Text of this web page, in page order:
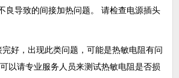
良导致的间接加热问题。 请检查电源插头
好，出现此类问题，可能是热敏电阻有问
以请专业服务人员来测试热敏电阻是否损